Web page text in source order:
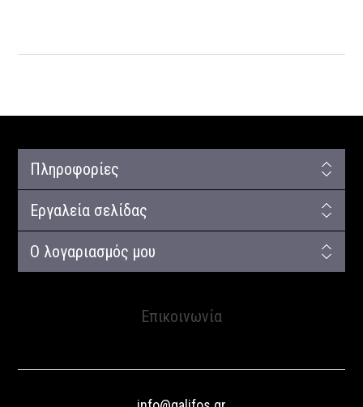
Πληροφορίες
Εργαλεία σελίδας
Ο λογαριασμός μου
Επικοινωνία